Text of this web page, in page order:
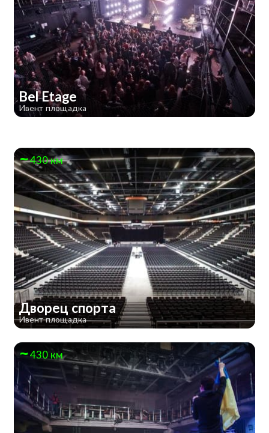
Bel Etage
Ивент площадка
430 км
Дворец спорта
Ивент площадка
430 км